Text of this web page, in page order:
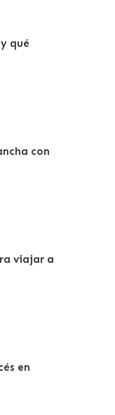
qué
con
viajar a
en